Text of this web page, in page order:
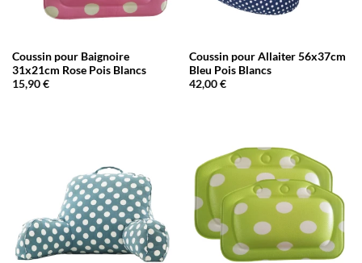
Coussin pour Baignoire
31x21cm Rose Pois Blancs
15,90€
Coussin pour Allaiter 56x37cm
Bleu Pois Blancs
42,00€